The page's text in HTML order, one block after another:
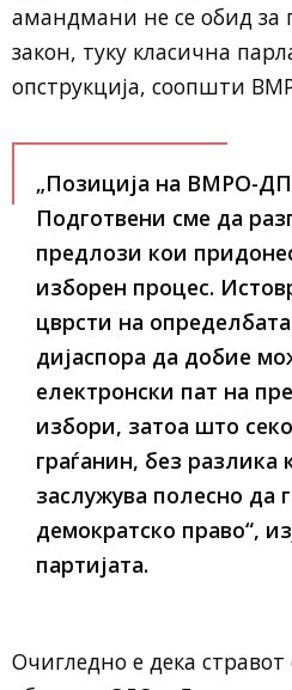
амандмани не се обид за
закон, туку класична
опструкција, соопшти
„Позиција на ВМРО-
Подготвени сме да
предлози кои
изборен процес.
цврсти на
дијаспора да добие
електронски пат на
избори, затоа што
граѓанин, без разлика
заслужува полесно да
демократско право“,
партијата.
Очигледно е дека